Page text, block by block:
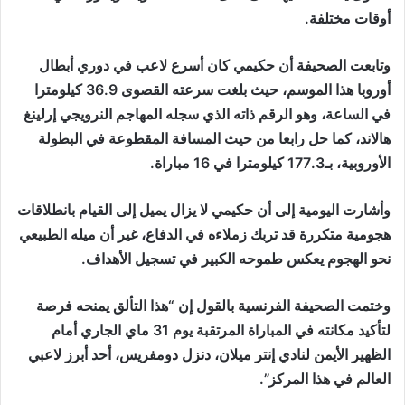
أوقات مختلفة.
وتابعت الصحيفة أن حكيمي كان أسرع لاعب في دوري أبطال
أوروبا هذا الموسم، حيث بلغت سرعته القصوى 36.9 كيلومترا
في الساعة، وهو الرقم ذاته الذي سجله المهاجم النرويجي إرلينغ
هالاند، كما حل رابعا من حيث المسافة المقطوعة في البطولة
الأوروبية، بـ177.3 كيلومترا في 16 مباراة.
وأشارت اليومية إلى أن حكيمي لا يزال يميل إلى القيام بانطلاقات
هجومية متكررة قد تربك زملاءه في الدفاع، غير أن ميله الطبيعي
نحو الهجوم يعكس طموحه الكبير في تسجيل الأهداف.
وختمت الصحيفة الفرنسية بالقول إن “هذا التألق يمنحه فرصة
لتأكيد مكانته في المباراة المرتقبة يوم 31 ماي الجاري أمام
الظهير الأيمن لنادي إنتر ميلان، دنزل دومفريس، أحد أبرز لاعبي
العالم في هذا المركز”.